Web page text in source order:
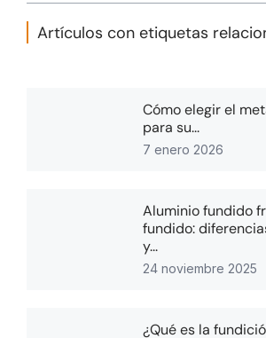
Artículos con etiquetas
Cómo elegir el
para su...
7 enero 2026
Aluminio fundido
fundido:
y...
24 noviembre 2025
¿Qué es la